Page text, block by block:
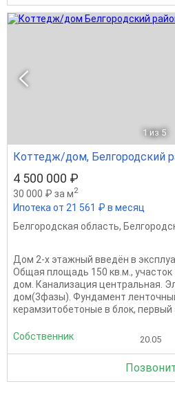
1 из 5
Коттедж/дом, Белгородский
4 500 000 ₽
30 000 ₽ за м2
Ипотека от 21 561 ₽ в месяц
Белгородская область,
Дом 2-х этажный введён в
Общая площадь 150 кв.м., участок
дом. Канализация центральная.
дом(3фазы). Фундамент
керамзитобетоные в блок, первый
Собственник 20.05